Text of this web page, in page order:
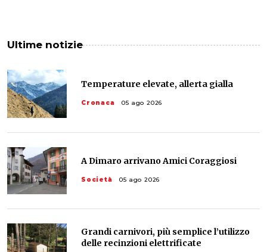
Ultime notizie
Temperature elevate, allerta gialla
Cronaca 05 ago 2026
A Dimaro arrivano Amici Coraggiosi
Società 05 ago 2026
Grandi carnivori, più semplice l’utilizzo
delle recinzioni elettrificate